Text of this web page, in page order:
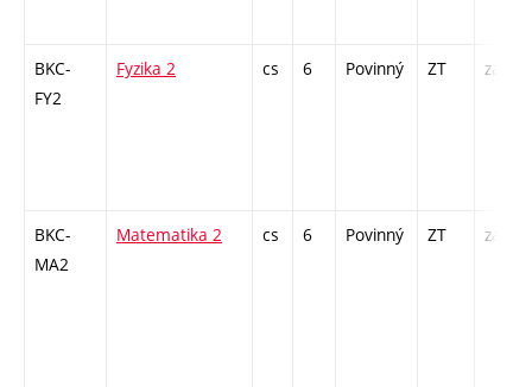
BKC-
FY2
Fyzika 2 cs 6 Povinný ZT zá,zk
BKC-
MA2
Matematika 2 cs 6 Povinný ZT zá,zk